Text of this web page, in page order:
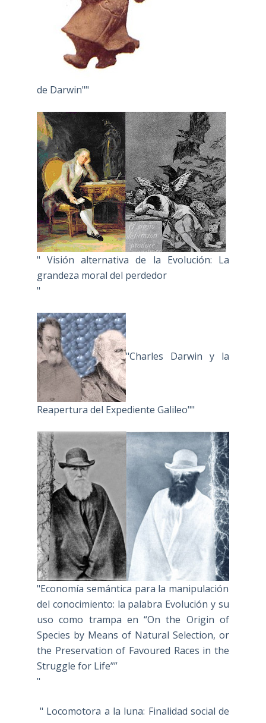
de Darwin""
" Visión alternativa de la Evolución: La
grandeza moral del perdedor
"
"Charles Darwin y la
Reapertura del Expediente Galileo""
"Economía semántica para la manipulación
del conocimiento: la palabra Evolución y su
uso como trampa en “On the Origin of
Species by Means of Natural Selection, or
the Preservation of Favoured Races in the
Struggle for Life””
"
" Locomotora a la luna: Finalidad social de